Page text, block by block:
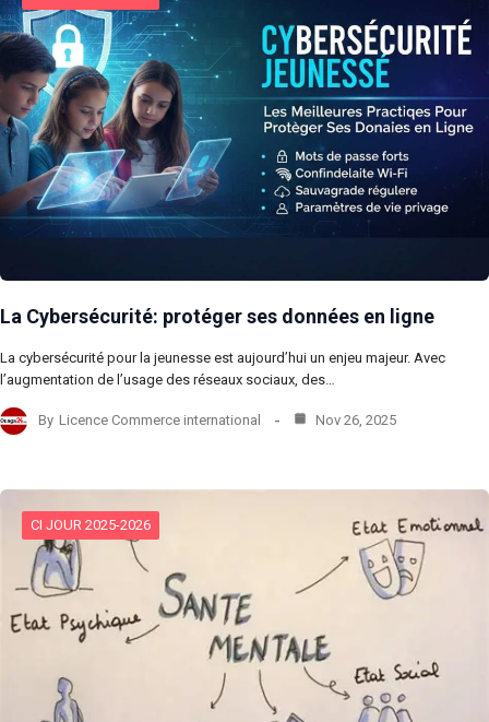
La Cybersécurité: protéger ses données en ligne
La cybersécurité pour la jeunesse est aujourd’hui un enjeu majeur. Avec
l’augmentation de l’usage des réseaux sociaux, des…
By Licence Commerce international Nov 26, 2025
CI JOUR 2025-2026